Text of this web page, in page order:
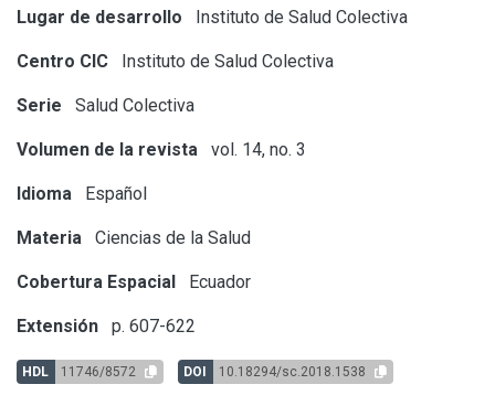
Lugar de desarrollo Instituto de Salud Colectiva
Centro CIC Instituto de Salud Colectiva
Serie Salud Colectiva
Volumen de la revista vol. 14, no. 3
Idioma Español
Materia Ciencias de la Salud
Cobertura Espacial Ecuador
Extensión p. 607-622
HDL 11746/8572 DOI 10.18294/sc.2018.1538